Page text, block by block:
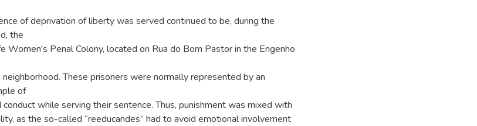
of deprivation of liberty was served continued to be, during the
the
Women's Penal Colony, located on Rua do Bom Pastor in the Engenho
neighborhood. These prisoners were normally represented by an
of
conduct while serving their sentence. Thus, punishment was mixed with
as the so-called “reeducandes” had to avoid emotional involvement